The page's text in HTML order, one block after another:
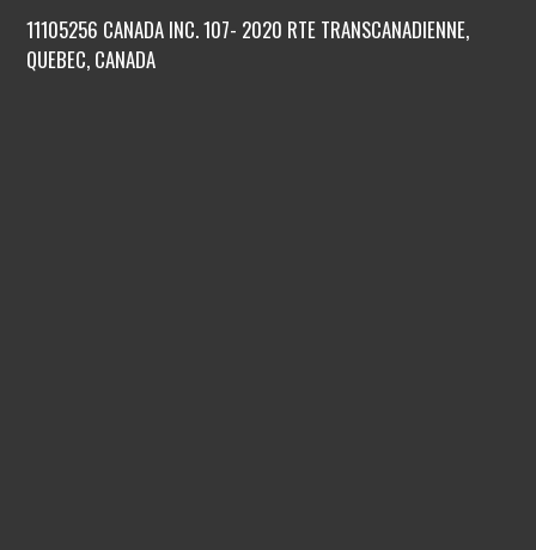
11105256 CANADA INC. 107- 2020 RTE TRANSCANADIENNE,
QUEBEC, CANADA